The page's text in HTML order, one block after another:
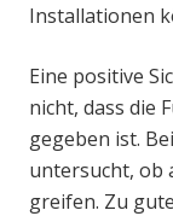
Installationen
Eine positive
nicht, dass die
gegeben ist.
untersucht, ob
greifen. Zu